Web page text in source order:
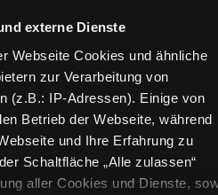
externe Dienste
Webseite Cookies und ähnliche
zur Verarbeitung von
(z.B.: IP-Adressen). Einige von
Betrieb der Webseite, während
und Ihre Erfahrung zu
Schaltfläche „Alle zulassen“
aller Cookies und Dienste,